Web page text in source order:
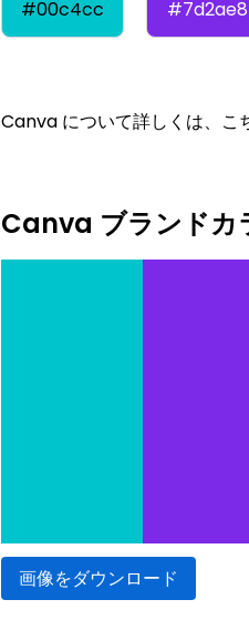
#00c4cc #7d2ae8
Canva について詳しくは、こ
Canva ブランドカ
画像をダウンロード